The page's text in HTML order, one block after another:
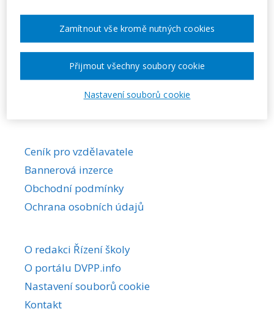
Požadovaná akce nebyla nalezena.
Ceník pro vzdělavatele
Bannerová inzerce
Obchodní podmínky
Ochrana osobních údajů
O redakci Řízení školy
O portálu DVPP.info
Nastavení souborů cookie
Kontakt
Nastavení souborů cookie
Zamítnout vše kromě nutných cookies
Přijmout všechny soubory cookie